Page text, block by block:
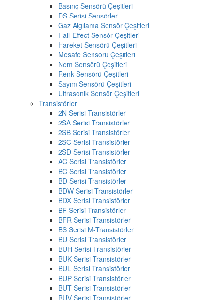
Basınç Sensörü Çeşitleri
DS Serisi Sensörler
Gaz Algılama Sensör Çeşitleri
Hall-Effect Sensör Çeşitleri
Hareket Sensörü Çeşitleri
Mesafe Sensörü Çeşitleri
Nem Sensörü Çeşitleri
Renk Sensörü Çeşitleri
Sayım Sensörü Çeşitleri
Ultrasonik Sensör Çeşitleri
Transistörler
2N Serisi Transistörler
2SA Serisi Transistörler
2SB Serisi Transistörler
2SC Serisi Transistörler
2SD Serisi Transistörler
AC Serisi Transistörler
BC Serisi Transistörler
BD Serisi Transistörler
BDW Serisi Transistörler
BDX Serisi Transistörler
BF Serisi Transistörler
BFR Serisi Transistörler
BS Serisi M-Transistörler
BU Serisi Transistörler
BUH Serisi Transistörler
BUK Serisi Transistörler
BUL Serisi Transistörler
BUP Serisi Transistörler
BUT Serisi Transistörler
BUV Serisi Transistörler